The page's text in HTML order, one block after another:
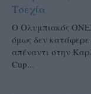
Τσεχία
Ο Ολυμπιακός
όμως δεν
απέναντι στην
Cup...